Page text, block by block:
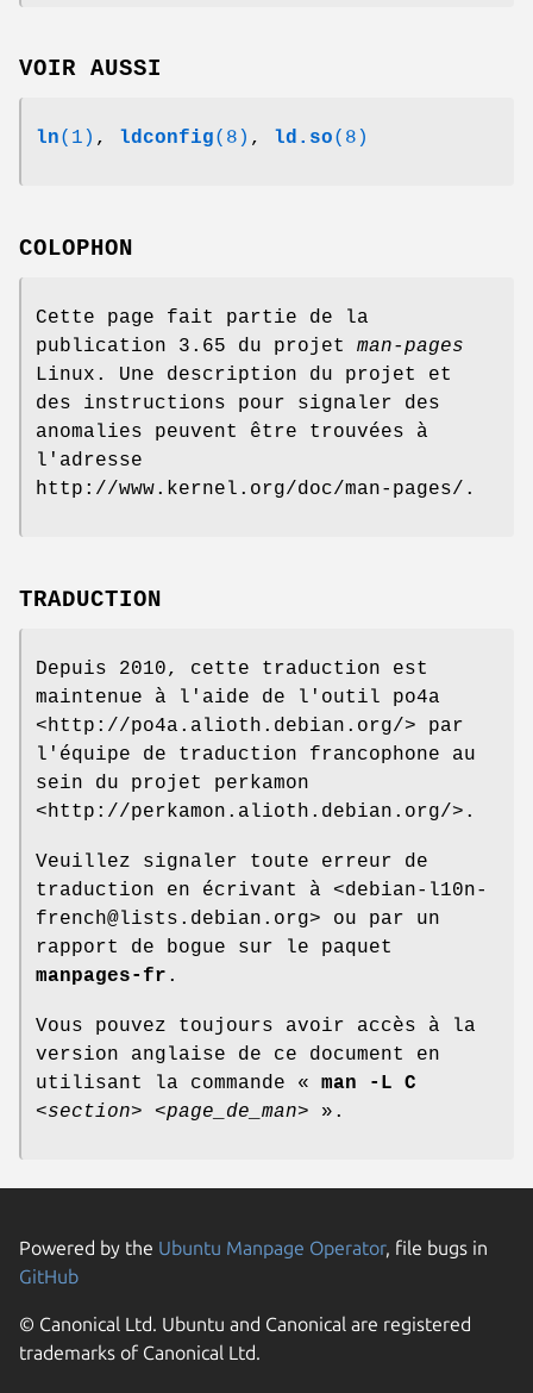
VOIR AUSSI
ln(1) , ldconfig(8) , ld.so(8)
COLOPHON
Cette page fait partie de la
publication 3.65 du projet man-pages
Linux. Une description du projet et
des instructions pour signaler des
anomalies peuvent être trouvées à
l'adresse
http://www.kernel.org/doc/man-pages/.
TRADUCTION
Depuis 2010, cette traduction est
maintenue à l'aide de l'outil po4a
<http://po4a.alioth.debian.org/> par
l'équipe de traduction francophone au
sein du projet perkamon
<http://perkamon.alioth.debian.org/>.
Veuillez signaler toute erreur de
traduction en écrivant à <debian-l10n-
french@lists.debian.org> ou par un
rapport de bogue sur le paquet
manpages-fr .
Vous pouvez toujours avoir accès à la
version anglaise de ce document en
utilisant la commande « man -L C
<section>
<page_de_man> ».
Powered by the Ubuntu Manpage Operator, file bugs in
GitHub
© Canonical Ltd. Ubuntu and Canonical are registered
trademarks of Canonical Ltd.